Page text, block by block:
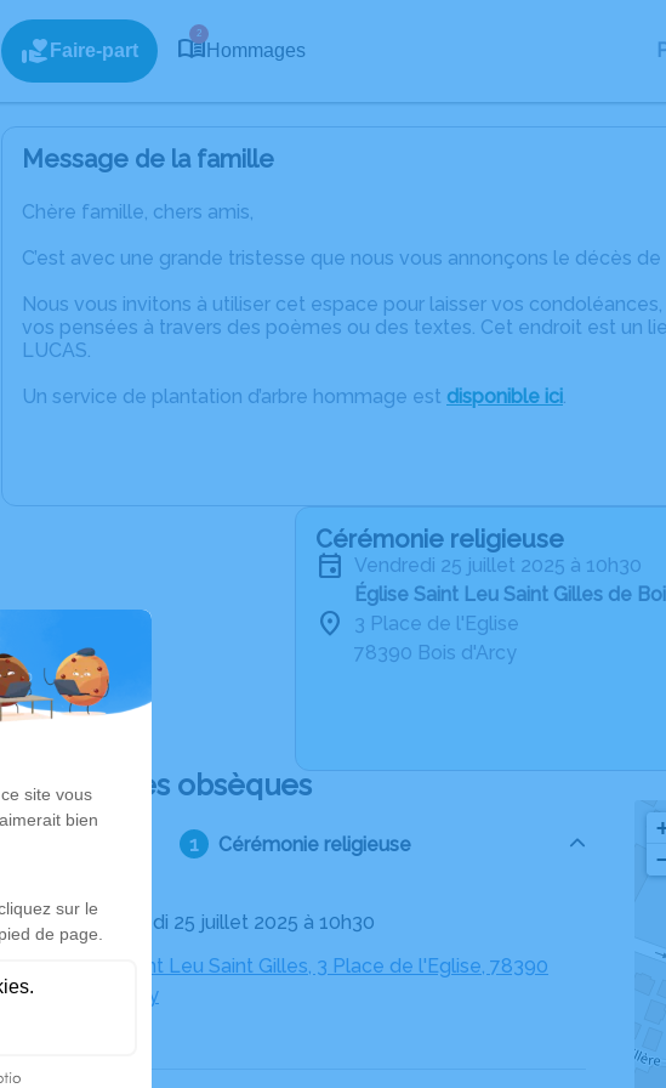
Faire-part
2
Hommages
Message de la famille
Chère famille, chers amis,
C’est avec une grande tristesse que nous vous annonçons le décès
Nous vous invitons à utiliser cet espace pour laisser vos
vos pensées à travers des poèmes ou des textes. Cet endroit est un
LUCAS.
Un service de plantation d’arbre hommage est disponible ici.
Cérémonie religieuse
vendredi 25 juillet 2025 à 10h30
Église Saint Leu Saint Gilles de
3 Place de l'Eglise
78390 Bois d'Arcy
Déroulé des obsèques
Cérémonie religieuse
Le vendredi 25 juillet 2025 à 10h30
Église Saint Leu Saint Gilles, 3 Place de l'Eglise, 78390
Bois d'Arcy